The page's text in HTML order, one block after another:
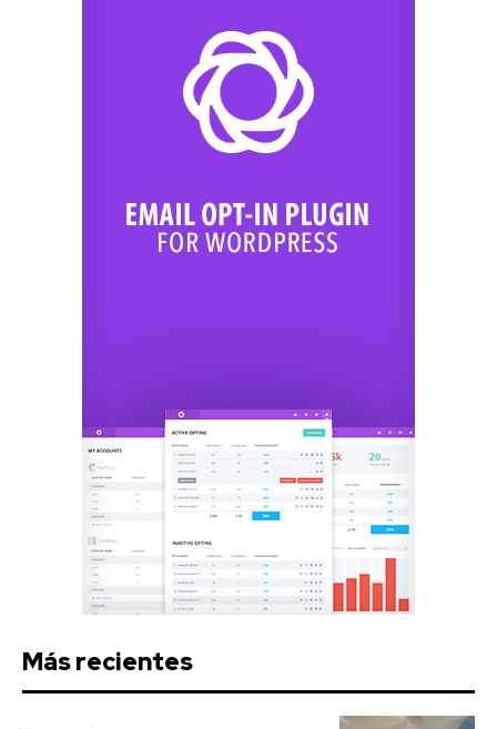
Más recientes